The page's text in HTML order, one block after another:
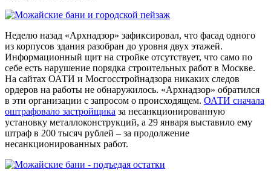
Неделю назад «Архнадзор» зафиксировал, что фасад одного
из корпусов здания разобран до уровня двух этажей.
Информационный щит на стройке отсутствует, что само по
себе есть нарушение порядка строительных работ в Москве.
На сайтах ОАТИ и Мосгосстройнадзора никаких следов
ордеров на работы не обнаружилось. «Архнадзор» обратился
в эти организации с запросом о происходящем. ОАТИ сначала
оштрафовало застройщика за несанкционированную
установку металлоконструкций, а 29 января выставило ему
штраф в 200 тысяч рублей – за продолжение
несанкционированных работ.